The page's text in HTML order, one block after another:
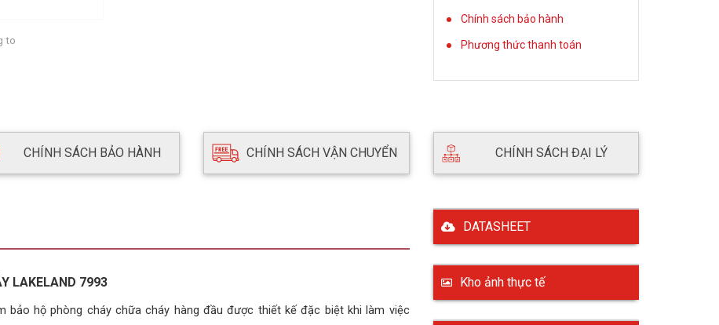
to
Chính sách bảo hành
Phương thức thanh toán
CHÍNH SÁCH BẢO HÀNH CHÍNH SÁCH VẬN CHUYỂN CHÍNH SÁCH ĐẠI LÝ
LAKELAND 7993
bảo hộ phòng cháy chữa cháy hàng đầu được thiết kế đặc biệt khi làm việc
DATASHEET
Kho ảnh thực tế